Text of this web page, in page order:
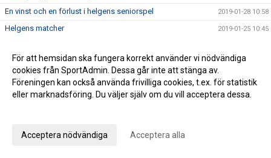
En vinst och en förlust i helgens seniorspel 2019-01-28 10:58
Helgens matcher 2019-01-25 10:45
Helgens dubbel i futsal! 2019-01-20 20:47
Helgens matcher 2019-01-18 20:19
Läsning om vår rörelseprofil samt info om helgen 2019-01-11 12:21
2019 smyger igång
För att hemsidan ska fungera korrekt använder vi nödvändiga
cookies från SportAdmin. Dessa går inte att stänga av.
Föreningen kan också använda frivilliga cookies, t.ex. för statistik
eller marknadsföring. Du väljer själv om du vill acceptera dessa.
Acceptera nödvändiga Acceptera alla